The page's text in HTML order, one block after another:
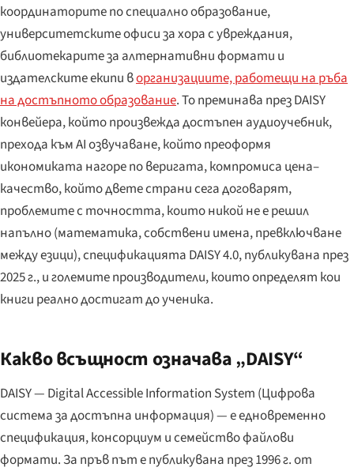
координаторите по специално образование,
университетските офиси за хора с увреждания,
библиотекарите за алтернативни формати и
издателските екипи ворганизациите, работещи на ръба
на достъпното образование. То преминава през DAISY
конвейера, който произвежда достъпен аудиоучебник,
прехода към AI озвучаване, който преоформя
икономиката нагоре по веригата, компромиса цена–
качество, който двете страни сега договарят,
проблемите с точността, които никой не е решил
напълно (математика, собствени имена, превключване
между езици), спецификацията DAISY 4.0, публикувана през
2025 г., и големите производители, които определят кои
книги реално достигат до ученика.
Какво всъщност означава „DAISY“
DAISY — Digital Accessible Information System (Цифрова
система за достъпна информация) — е едновременно
спецификация, консорциум и семейство файлови
формати. За пръв път е публикувана през 1996 г. от